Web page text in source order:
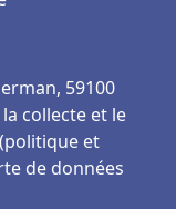
59100
collecte et le
et
de données